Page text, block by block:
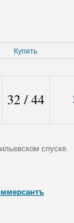
Купить
32/44
спуске.